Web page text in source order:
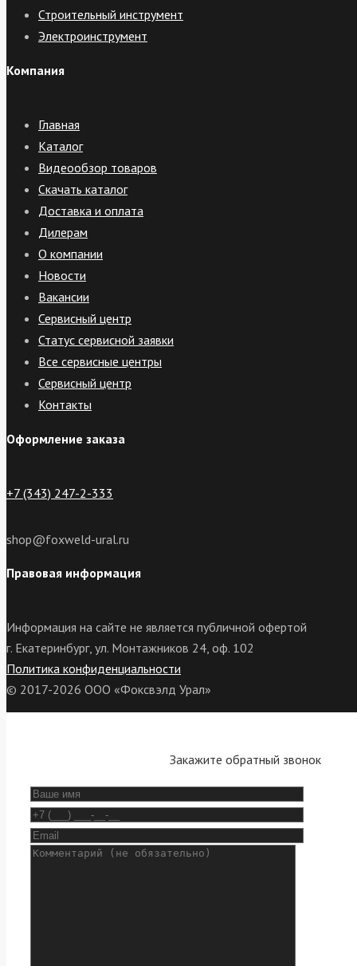
Строительный инструмент
Электроинструмент
Компания
Главная
Каталог
Видеообзор товаров
Скачать каталог
Доставка и оплата
Дилерам
О компании
Новости
Вакансии
Сервисный центр
Статус сервисной заявки
Все сервисные центры
Сервисный центр
Контакты
Оформление заказа
+7 (343) 247-2-333
shop@foxweld-ural.ru
Правовая информация
Информация на сайте не является публичной офертой
г. Екатеринбург, ул. Монтажников 24, оф. 102
Политика конфиденциальности
© 2017-2026 ООО «Фоксвэлд Урал»
Закажите обратный звонок